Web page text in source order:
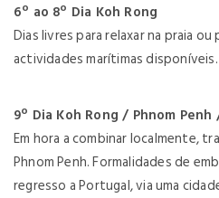
6º ao 8º Dia Koh Rong
Dias livres para relaxar na praia
actividades marítimas
9º Dia Koh Rong / Phnom
Em hora a combinar localmente,
Phnom Penh. Formalidades de
regresso a Portugal, via uma